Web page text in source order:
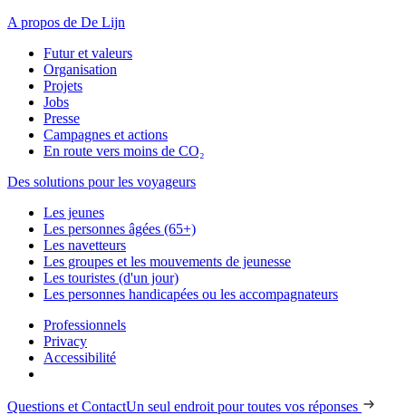
A propos de De Lijn
Futur et valeurs
Organisation
Projets
Jobs
Presse
Campagnes et actions
En route vers moins de CO₂
Des solutions pour les voyageurs
Les jeunes
Les personnes âgées (65+)
Les navetteurs
Les groupes et les mouvements de jeunesse
Les touristes (d'un jour)
Les personnes handicapées ou les accompagnateurs
Professionnels
Privacy
Accessibilité
Questions et ContactUn seul endroit pour toutes vos réponses